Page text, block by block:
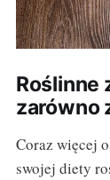
Roślinne
zarówno
Coraz więcej
swojej diety